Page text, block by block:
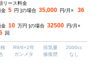
リース料金
金 5 円 ]の場合 35,000 円/月×
36
金 10 万円 ]の場合 32500 円/月×
回
R9/6+2年 排気量
2000cc
ガンメタ 修復歴 なし